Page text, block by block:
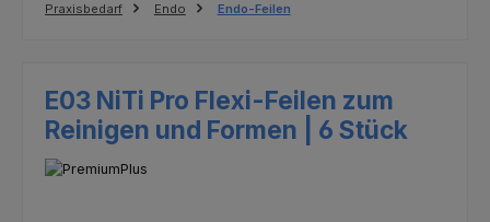
Praxisbedarf Endo Endo-Feilen
E03 NiTi Pro Flexi-Feilen zum
Reinigen und Formen | 6 Stück